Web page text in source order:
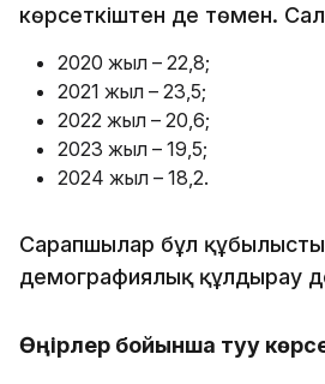
көрсеткіштен де төмен.
2020 жыл – 22,8;
2021 жыл – 23,5;
2022 жыл – 20,6;
2023 жыл – 19,5;
2024 жыл – 18,2.
Сарапшылар бұл
демографиялық құлдырау
Өңірлер бойынша туу